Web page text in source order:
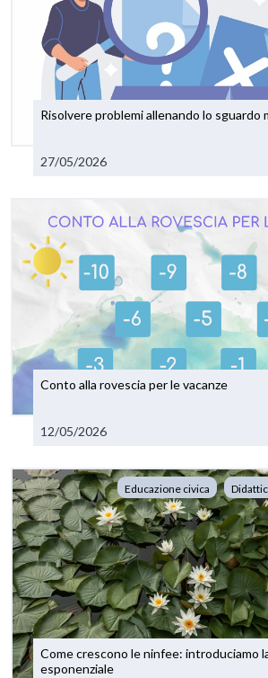
Risolvere problemi allenando lo sguardo
27/05/2026
Conto alla rovescia per le vacanze
12/05/2026
Educazione civica
Come crescono le ninfee: introduciamo
esponenziale